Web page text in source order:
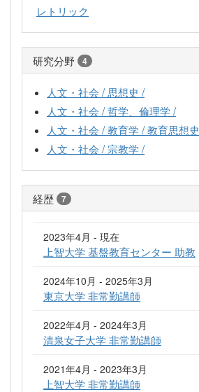
レトリック
研究分野 4
人文・社会 / 思想史 /
人文・社会 / 哲学、倫理学 /
人文・社会 / 教育学 / 教育思想史
人文・社会 / 宗教学 /
経歴 7
2023年4月 - 現在
上智大学 基盤教育センター 助教
2024年10月 - 2025年3月
東京大学 非常勤講師
2022年4月 - 2024年3月
清泉女子大学 非常勤講師
2021年4月 - 2023年3月
上智大学 非常勤講師